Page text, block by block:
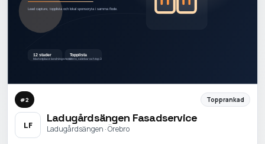
#2 Topprankad
LF
Ladugårdsängen Fasadservice
Ladugårdsängen · Örebro